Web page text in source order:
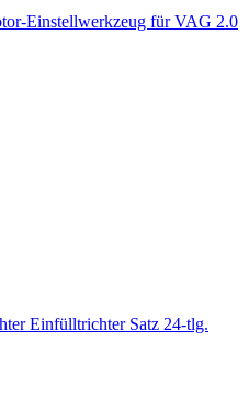
Einstellwerkzeug für VAG 2.0
Einfülltrichter Satz 24-tlg.